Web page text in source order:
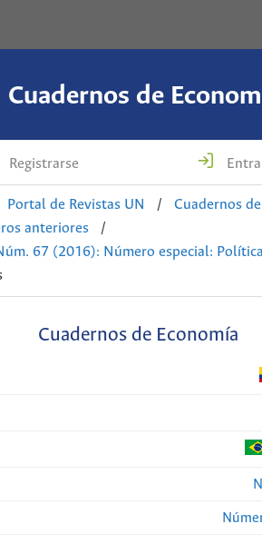
Cuadernos de
Registrarse
Portal de Revistas UN /
Cuadernos
anteriores
/
67 (2016): Número especial:
Cuadernos de Economía